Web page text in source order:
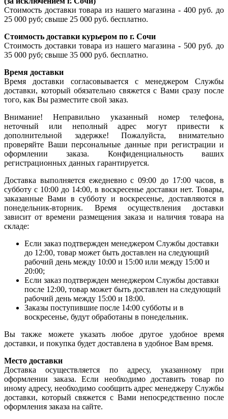
Стоимость доставки товара из нашего магазина - 400 руб. до
25 000 руб; свыше 25 000 руб. бесплатно.
Стоимость доставки курьером по г. Сочи
Стоимость доставки товара из нашего магазина - 500 руб. до
35 000 руб; свыше 35 000 руб. бесплатно.
Время доставки
Время доставки согласовывается с менеджером Службы
доставки, который обязательно свяжется с Вами сразу после
того, как Вы разместите свой заказ.
Внимание! Неправильно указанный номер телефона,
неточный или неполный адрес могут привести к
дополнительной задержке! Пожалуйста, внимательно
проверяйте Ваши персональные данные при регистрации и
оформлении заказа. Конфиденциальность ваших
регистрационных данных гарантируется.
Доставка выполняется ежедневно с 09:00 до 17:00 часов, в
субботу с 10:00 до 14:00, в воскресенье доставки нет. Товары,
заказанные Вами в субботу и воскресенье, доставляются в
понедельник-вторник. Время осуществления доставки
зависит от времени размещения заказа и наличия товара на
складе:
Если заказ подтвержден менеджером Службы доставки
до 12:00, товар может быть доставлен на следующий
рабочий день между 10:00 и 15:00 или между 15:00 и
20:00;
Если заказ подтвержден менеджером Службы доставки
после 12:00, товар может быть доставлен на следующий
рабочий день между 15:00 и 18:00.
Заказы поступившие после 14:00 субботы и в
воскресенье, будут обработаны в понедельник.
Вы также можете указать любое другое удобное время
доставки, и покупка будет доставлена в удобное Вам время.
Место доставки
Доставка осуществляется по адресу, указанному при
оформлении заказа. Если необходимо доставить товар по
иному адресу, необходимо сообщить адрес менеджеру Службы
доставки, который свяжется с Вами непосредственно после
оформления заказа на сайте.